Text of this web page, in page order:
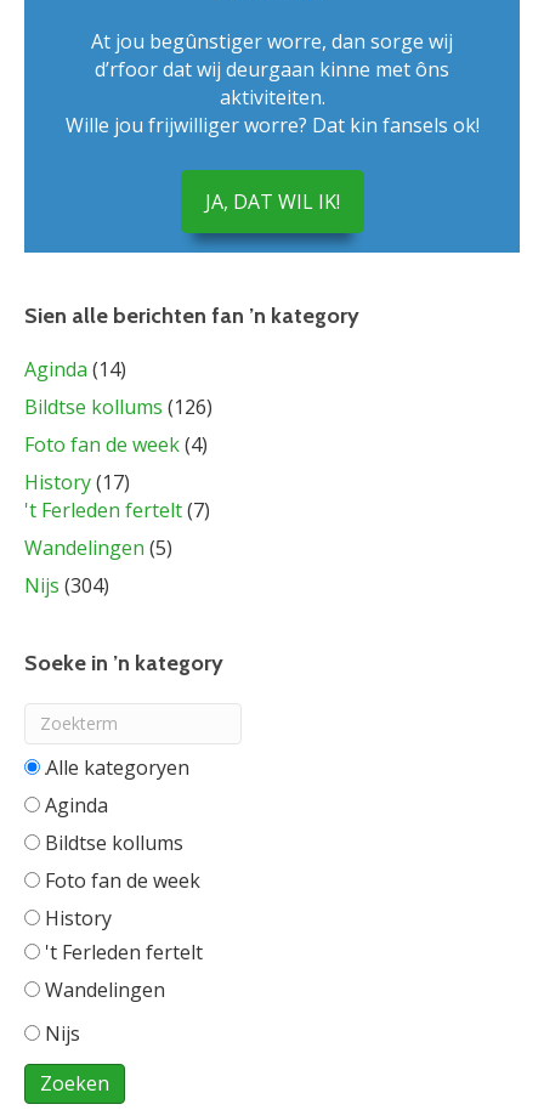
At jou begûnstiger worre, dan sorge wij
d’rfoor dat wij deurgaan kinne met ôns
aktiviteiten.
Wille jou frijwilliger worre? Dat kin fansels ok!
JA, DAT WIL IK!
Sien alle berichten fan ’n kategory
Aginda (14)
Bildtse kollums (126)
Foto fan de week(4)
History(17)
't Ferleden fertelt(7)
Wandelingen (5)
Nijs (304)
Soeke in ’n kategory
Alle categorieën
Aginda
Bildtse kollums
Foto fan de week
History
't Ferleden fertelt
Wandelingen
Nijs